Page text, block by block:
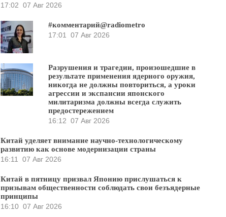
17:02 07 Авг 2026
#комментарий@radiometro
17:01
07 Авг 2026
Разрушения и трагедии, произошедшие в
результате применения ядерного оружия,
никогда не должны повториться, а уроки
агрессии и экспансии японского
милитаризма должны всегда служить
предостережением
16:12 07 Авг 2026
Китай уделяет внимание научно-технологическому
развитию как основе модернизации страны
16:11
07 Авг 2026
Китай в пятницу призвал Японию прислушаться к
призывам общественности соблюдать свои безъядерные
принципы
16:10 07 Авг 2026